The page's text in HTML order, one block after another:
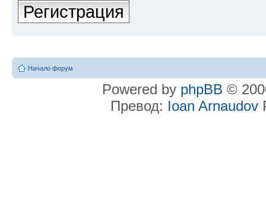
Регистрация
Начало форум
Powered by phpBB ©
Превод: Ioan Arnaudov